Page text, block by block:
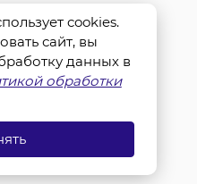
cookies.
сайт, вы
данных в
обработки